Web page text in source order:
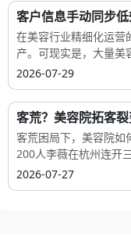
客户信息手动同步
在美容行业精细化运营
产。可现实是，大量美
2026-07-29
客荒？美容院拓客
客荒困局下，美容院如
200人李薇在杭州连开
2026-07-27